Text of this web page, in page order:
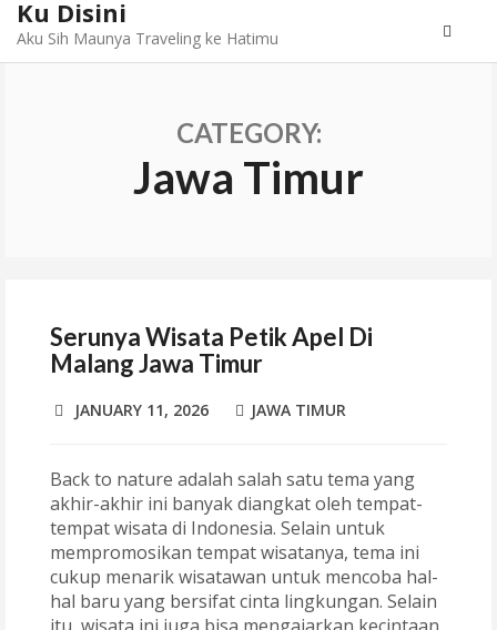
Ku Disini
Aku Sih Maunya Traveling ke Hatimu
CATEGORY:
Jawa Timur
Serunya Wisata Petik Apel Di
Malang Jawa Timur
JANUARY 11, 2026 JAWA TIMUR
Back to nature adalah salah satu tema yang
akhir-akhir ini banyak diangkat oleh tempat-
tempat wisata di Indonesia. Selain untuk
mempromosikan tempat wisatanya, tema ini
cukup menarik wisatawan untuk mencoba hal-
hal baru yang bersifat cinta lingkungan. Selain